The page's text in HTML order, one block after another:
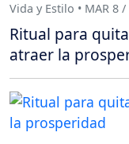
Vida y Estilo • MAR 8 /
Ritual para
atraer la